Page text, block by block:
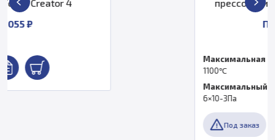
прессования DMING DM-
Максимальная температура
Максимальный вакуум